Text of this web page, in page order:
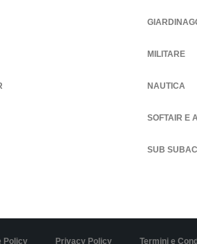
MILITARE
NAUTICA
SOFTAIR E
SUB
Policy Privacy Policy Termini e